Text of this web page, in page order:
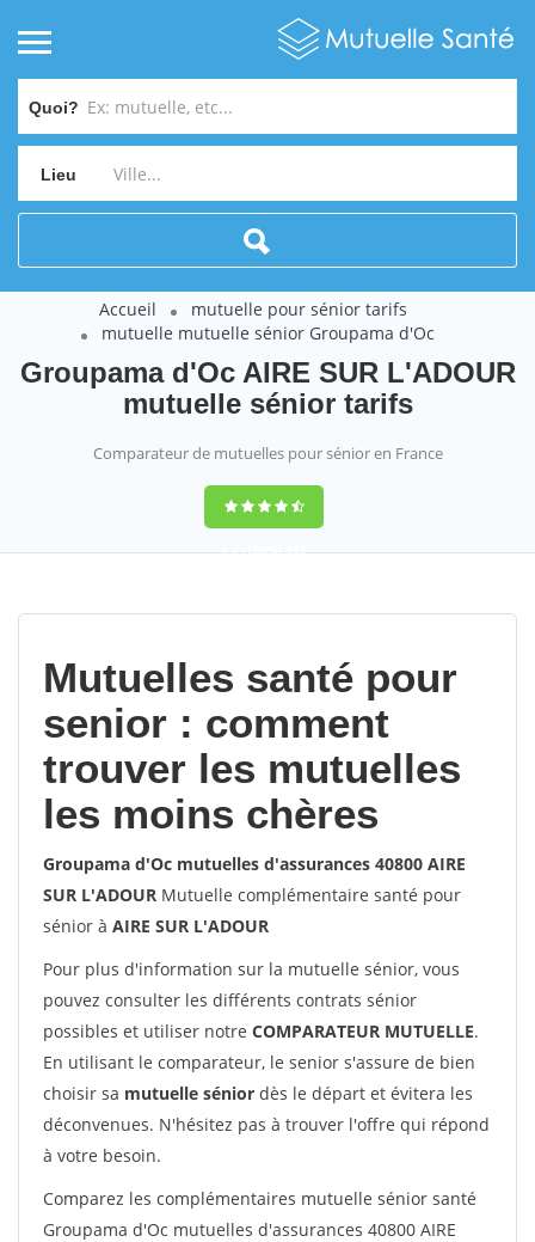
Quoi?
Lieu
Accueil
mutuelle pour sénior tarifs
mutuelle mutuelle sénior Groupama d'Oc
Groupama d'Oc AIRE SUR L'ADOUR
mutuelle sénior tarifs
Comparateur de mutuelles pour sénior en France
9,2(100%)452
Mutuelles santé pour
senior : comment
trouver les mutuelles
les moins chères
Groupama d'Oc mutuelles d'assurances 40800 AIRE
SUR L'ADOUR Mutuelle complémentaire santé pour
sénior à AIRE SUR L'ADOUR
Pour plus d'information sur la mutuelle sénior, vous
pouvez consulter les différents contrats sénior
possibles et utiliser notre COMPARATEUR MUTUELLE.
En utilisant le comparateur, le senior s'assure de bien
choisir sa mutuelle sénior dès le départ et évitera les
déconvenues. N'hésitez pas à trouver l'offre qui répond
à votre besoin.
Comparez les complémentaires mutuelle sénior santé
Groupama d'Oc mutuelles d'assurances 40800 AIRE